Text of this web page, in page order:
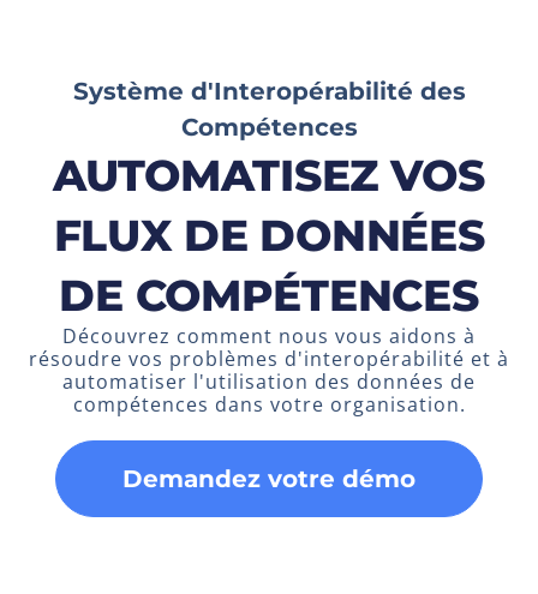
Système d'Interopérabilité des
Compétences
AUTOMATISEZ VOS
FLUX DE DONNÉES
DE COMPÉTENCES
Découvrez comment nous vous aidons à
résoudre vos problèmes d'interopérabilité et à
automatiser l'utilisation des données de
compétences dans votre organisation.
Demandez votre démo